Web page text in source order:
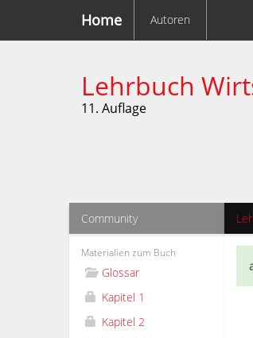
Home Autoren
Lehrbuch
11. Auflage
Community
Materialien zum Buch
Glossar
Kapitel 1
Kapitel 2